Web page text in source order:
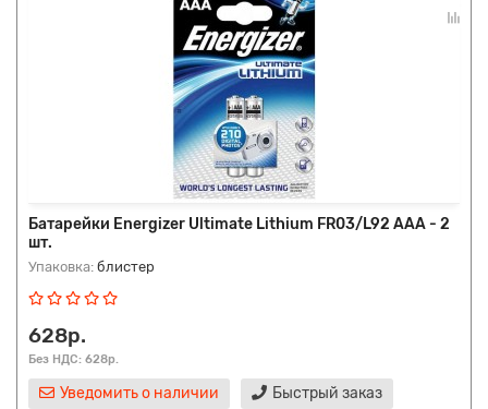
Батарейки Energizer Ultimate Lithium FR03/L92 AAA - 2
шт.
Упаковка: блистер
628р.
Без НДС: 628р.
Уведомить о наличии Быстрый заказ